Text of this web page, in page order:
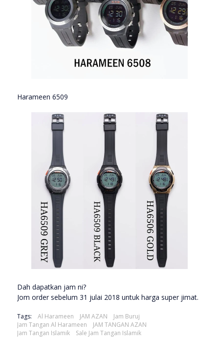
Harameen 6509
Dah dapatkan jam ni?
Jom order sebelum 31 julai 2018 untuk harga super jimat.
Tags: Al Harameen JAM AZAN
Jam Buruj
Jam Tangan Al Harameen
JAM TANGAN AZAN
Jam Tangan Islamik
Sale Jam Tangan Islamik